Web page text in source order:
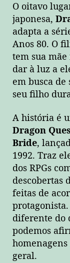
O oitavo
japonesa,
adapta a
Anos 80. O
tem sua
dar à luz a
em busca
seu filho
A história é
Dragon
Bride,
1992. Traz
dos RPGs
descobertas
feitas de
diferente do
podemos
geral.